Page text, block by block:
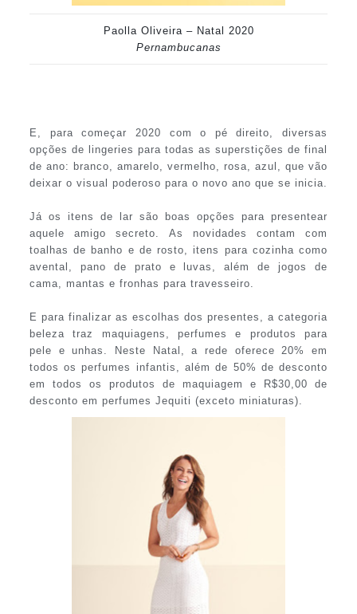
Paolla Oliveira – Natal 2020
Pernambucanas
E, para começar 2020 com o pé direito, diversas
opções de lingeries para todas as superstições de final
de ano: branco, amarelo, vermelho, rosa, azul, que vão
deixar o visual poderoso para o novo ano que se inicia.
Já os itens de lar são boas opções para presentear
aquele amigo secreto. As novidades contam com
toalhas de banho e de rosto, itens para cozinha como
avental, pano de prato e luvas, além de jogos de
cama, mantas e fronhas para travesseiro.
E para finalizar as escolhas dos presentes, a categoria
beleza traz maquiagens, perfumes e produtos para
pele e unhas. Neste Natal, a rede oferece 20% em
todos os perfumes infantis, além de 50% de desconto
em todos os produtos de maquiagem e R$30,00 de
desconto em perfumes Jequiti (exceto miniaturas).